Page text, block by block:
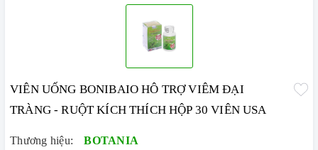
VIÊN UỐNG BONIBAIO HÔ TRỢ VIÊM ĐẠI
TRÀNG - RUỘT KÍCH THÍCH HỘP 30 VIÊN USA
Thương hiệu:
BOTANIA